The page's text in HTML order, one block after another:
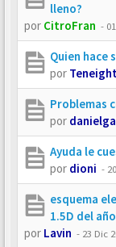
lleno?
por CitroFran -
Quien hace
por
Problemas
por
Ayuda le
por dioni -
esquema
1.5D del
por Lavin - 23 Dic